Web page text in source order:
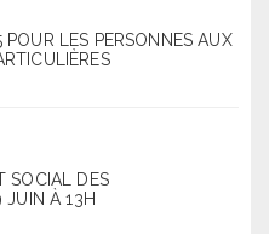
LES PERSONNES AUX
SOCIAL DES
JUIN À 13H